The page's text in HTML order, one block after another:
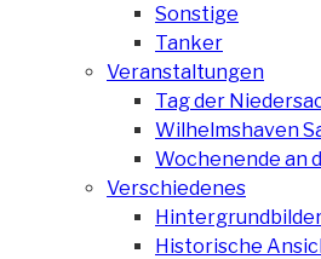
Sonstige
Tanker
Veranstaltungen
Tag der
Wilhelmshaven
Wochenende an
Verschiedenes
Hintergrundbilder
Historische